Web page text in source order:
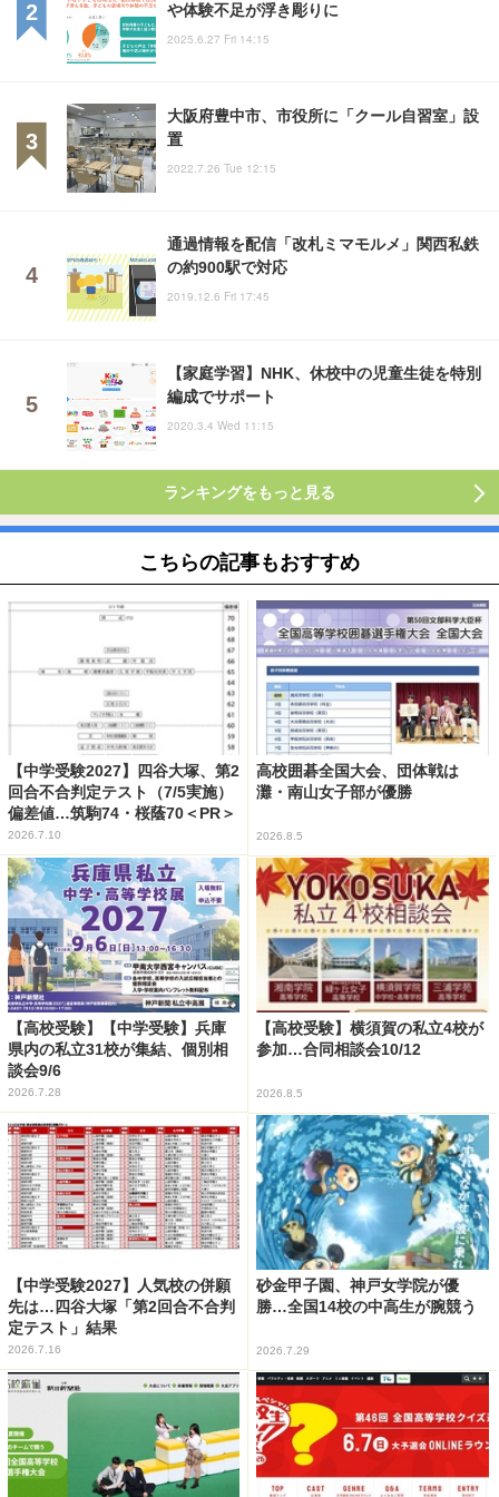
や体験不足が浮き彫りに
2025.6.27 Fri 14:15
大阪府豊中市、市役所に「クール自習室」設
置
2022.7.26 Tue 12:15
通過情報を配信「改札ミマモルメ」関西私鉄
の約900駅で対応
2019.12.6 Fri 17:45
【家庭学習】NHK、休校中の児童生徒を特別
編成でサポート
2020.3.4 Wed 11:15
ランキングをもっと見る
こちらの記事もおすすめ
【中学受験2027】四谷大塚、第2
回合不合判定テスト（7/5実施）
偏差値…筑駒74・桜蔭70＜PR＞
2026.7.10
高校囲碁全国大会、団体戦は
灘・南山女子部が優勝
2026.8.5
【高校受験】【中学受験】兵庫
県内の私立31校が集結、個別相
談会9/6
2026.7.28
【高校受験】横須賀の私立4校が
参加…合同相談会10/12
2026.8.5
【中学受験2027】人気校の併願
先は…四谷大塚「第2回合不合判
定テスト」結果
2026.7.16
砂金甲子園、神戸女学院が優
勝…全国14校の中高生が腕競う
2026.7.29